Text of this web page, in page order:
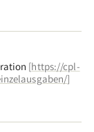
[https://cpl-
]